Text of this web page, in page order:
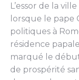
L’essor de la
lorsque le pape
politiques à
résidence
marqué le
de prospérité